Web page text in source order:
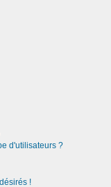
d'utilisateurs ?
!